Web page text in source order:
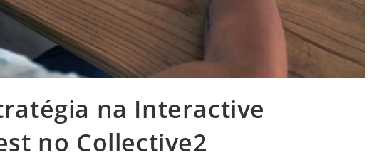
na Interactive
no Collective2